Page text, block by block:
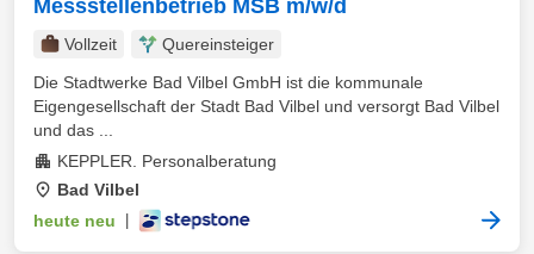
Messstellenbetrieb MSB m/w/d
Vollzeit
Quereinsteiger
Die Stadtwerke Bad Vilbel GmbH ist die kommunale
Eigengesellschaft der Stadt Bad Vilbel und versorgt Bad Vilbel
und das ...
KEPPLER. Personalberatung
Bad Vilbel
heute neu